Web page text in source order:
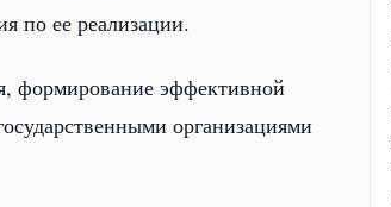
по ее реализации.
формирование эффективной
организациями